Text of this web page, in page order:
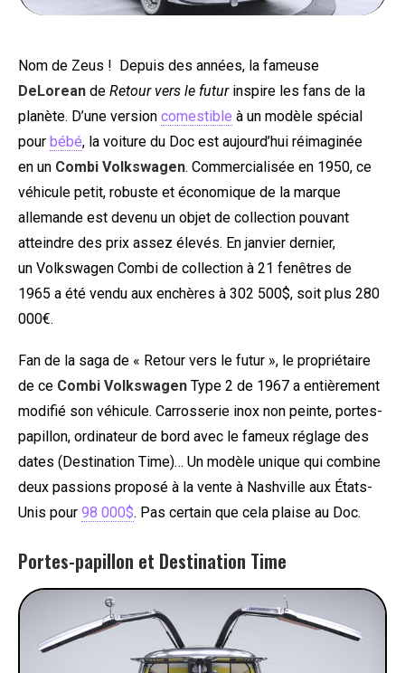
Nom de Zeus ! Depuis des années, la fameuse
DeLorean de Retour vers le futurinspire les fans de la
planète. D’une version comestible à un modèle spécial
pour bébé, la voiture du Doc est aujourd’hui réimaginée
en un Combi Volkswagen. Commercialisée en 1950, ce
véhicule petit, robuste et économique de la marque
allemande est devenu un objet de collection pouvant
atteindre des prix assez élevés. En janvier dernier,
un Volkswagen Combi de collection à 21 fenêtres de
1965 a été vendu aux enchères à 302 500$, soit plus 280
000€.
Fan de la saga de « Retour vers le futur », le propriétaire
de ce Combi Volkswagen Type 2 de 1967 a entièrement
modifié son véhicule. Carrosserie inox non peinte, portes-
papillon, ordinateur de bord avec le fameux réglage des
dates (Destination Time)… Un modèle unique qui combine
deux passions proposé à la vente à Nashville aux États-
Unis pour 98 000$. Pas certain que cela plaise au Doc.
Portes-papillon et Destination Time